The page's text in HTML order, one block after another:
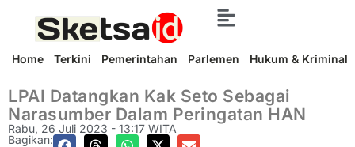
Home Terkini Pemerintahan Parlemen Hukum & Kriminal
LPAI Datangkan Kak Seto Sebagai
Narasumber Dalam Peringatan HAN
Rabu, 26 Juli 2023 - 13:17 WITA
Bagikan: